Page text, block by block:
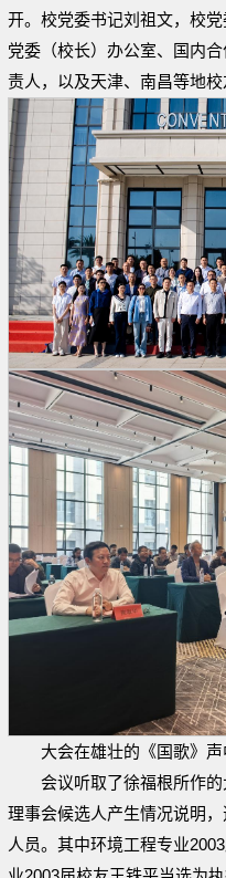
开。校党委书记刘祖文，校
党委（校长）办公室、国内
责人，以及天津、南昌等地校
大会在雄壮的《国歌》声
会议听取了徐福根所作
理事会候选人产生情况说明
人员。其中环境工程专业